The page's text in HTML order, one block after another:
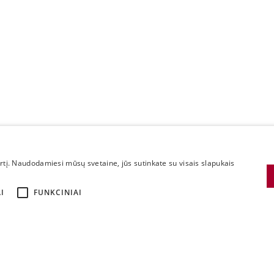
Naudodamiesi mūsų svetaine, jūs sutinkate su visais slapukais
FUNKCINIAI